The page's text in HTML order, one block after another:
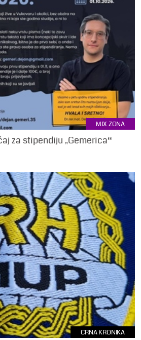
MIX ZONA
za stipendiju „Gemerica“
CRNA KRONIKA